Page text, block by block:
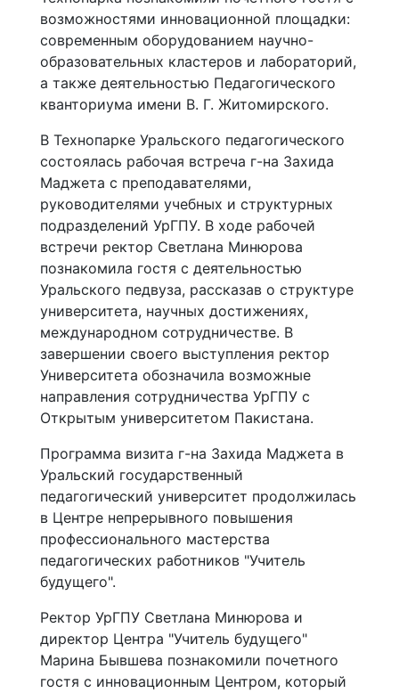
возможностями инновационной площадки:
современным оборудованием научно-
образовательных кластеров и лабораторий,
а также деятельностью Педагогического
кванториума имени В. Г. Житомирского.
В Технопарке Уральского педагогического
состоялась рабочая встреча г-на Захида
Маджета с преподавателями,
руководителями учебных и структурных
подразделений УрГПУ. В ходе рабочей
встречи ректор Светлана Минюрова
познакомила гостя с деятельностью
Уральского педвуза, рассказав о структуре
университета, научных достижениях,
международном сотрудничестве. В
завершении своего выступления ректор
Университета обозначила возможные
направления сотрудничества УрГПУ с
Открытым университетом Пакистана.
Программа визита г-на Захида Маджета в
Уральский государственный
педагогический университет продолжилась
в Центре непрерывного повышения
профессионального мастерства
педагогических работников "Учитель
будущего".
Ректор УрГПУ Светлана Минюрова и
директор Центра "Учитель будущего"
Марина Бывшева познакомили почетного
гостя с инновационным Центром, который